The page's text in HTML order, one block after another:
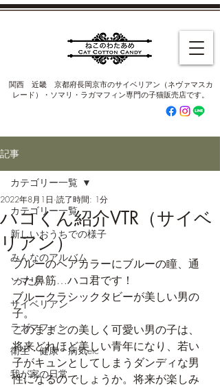
​関西 近畿 京都府長岡京市のサイベリアン（ネヴァマスカ
レード）・ソマリ・ラガマフィン専門の子猫販売店です。
記事
カテゴリー一覧
新しいおうちでの様子
みんなのアルバム
ソマリ
サイベリアン
ラガマフィン
衛生・健康・病気etc
我が家の日常
カテゴリー一覧
ハコくん紹介VTR（サイベ
リアン）
2022年8月1日 読了時間: 1分
ブルーのヘアカラーにブルーの瞳、通
った鼻筋…ハコ君です！
ブルークラシックタビーが美しい男の
子。
このままこの美しく可愛い男の子は、
将来どれほど美しい青年になり、若い
子がキュンとしてしまうダンディな男
性になるのでしょうか。将来が楽しみ